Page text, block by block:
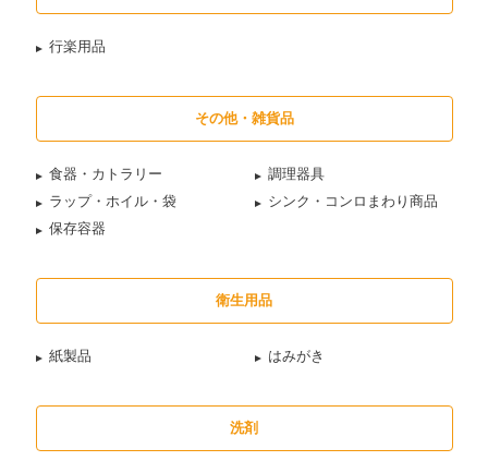
行楽用品
その他・雑貨品
食器・カトラリー
調理器具
ラップ・ホイル・袋
シンク・コンロまわり商品
保存容器
衛生用品
紙製品 はみがき
洗剤